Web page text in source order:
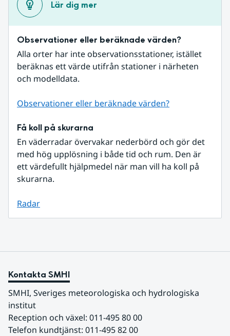
Lär dig mer
Observationer eller beräknade värden?
Alla orter har inte observationsstationer, istället
beräknas ett värde utifrån stationer i närheten
och modelldata.
Observationer eller beräknade värden?
Få koll på skurarna
En väderradar övervakar nederbörd och gör det
med hög upplösning i både tid och rum. Den är
ett värdefullt hjälpmedel när man vill ha koll på
skurarna.
Radar
Kontakta SMHI
SMHI, Sveriges meteorologiska och hydrologiska
institut
Reception och växel: 011-495 80 00
Telefon kundtjänst: 011-495 82 00